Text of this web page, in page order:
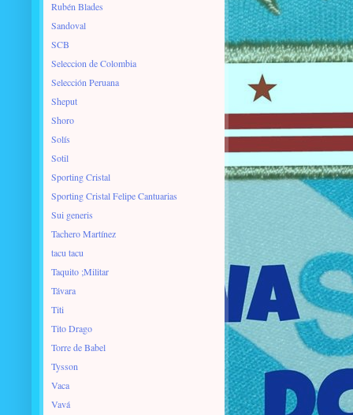
Rubén Blades
Sandoval
SCB
Seleccion de Colombia
Selección Peruana
Sheput
Shoro
Solís
Sotil
Sporting Cristal
Sporting Cristal Felipe Cantuarias
Sui generis
Tachero Martínez
tacu tacu
Taquito ;Militar
Távara
Titi
Tito Drago
Torre de Babel
Tysson
Vaca
Vavá